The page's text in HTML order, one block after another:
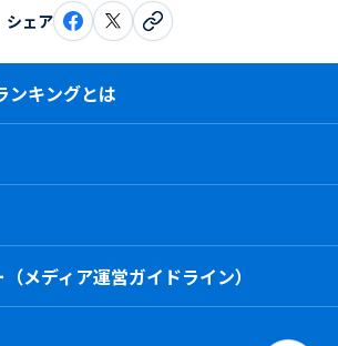
シェア
ンキングとは
メディア運営ガイドライン）